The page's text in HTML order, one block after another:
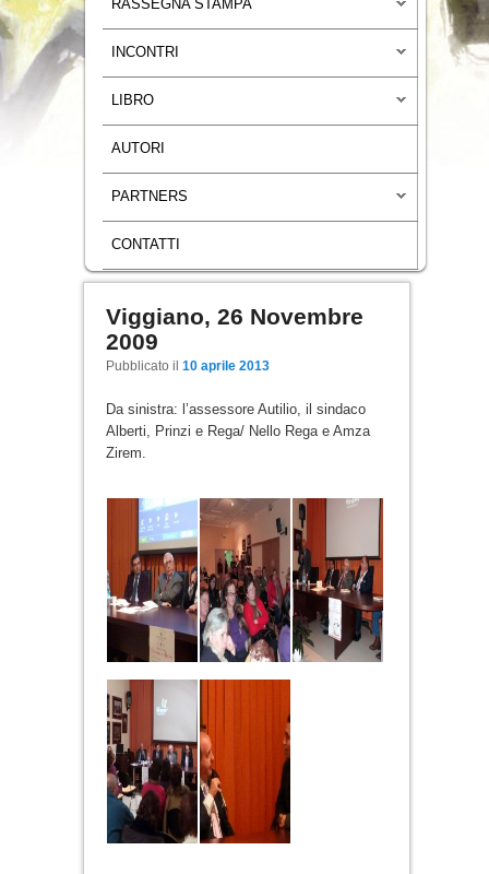
RASSEGNA STAMPA
INCONTRI
LIBRO
AUTORI
PARTNERS
CONTATTI
Navigazione articoli
Viggiano, 26 Novembre
2009
Pubblicato il 10 aprile 2013
Da sinistra: l’assessore Autilio, il sindaco
Alberti, Prinzi e Rega/ Nello Rega e Amza
Zirem.